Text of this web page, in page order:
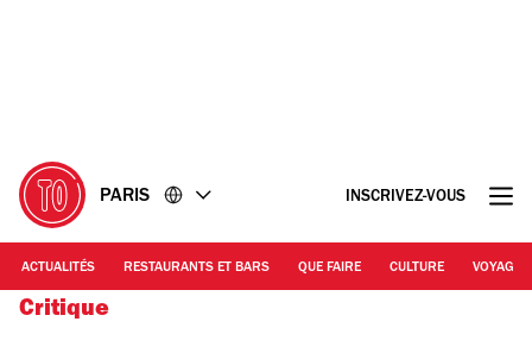
PARIS INSCRIVEZ-VOUS
ACTUALITÉS RESTAURANTS ET BARS QUE FAIRE CULTURE VOYAGE
Critique